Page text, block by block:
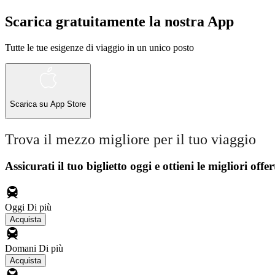
Scarica gratuitamente la nostra App
Tutte le tue esigenze di viaggio in un unico posto
Scarica su App Store
Trova il mezzo migliore per il tuo viaggio
Assicurati il ​​tuo biglietto oggi e ottieni le migliori
Oggi Di più
Acquista
Domani Di più
Acquista